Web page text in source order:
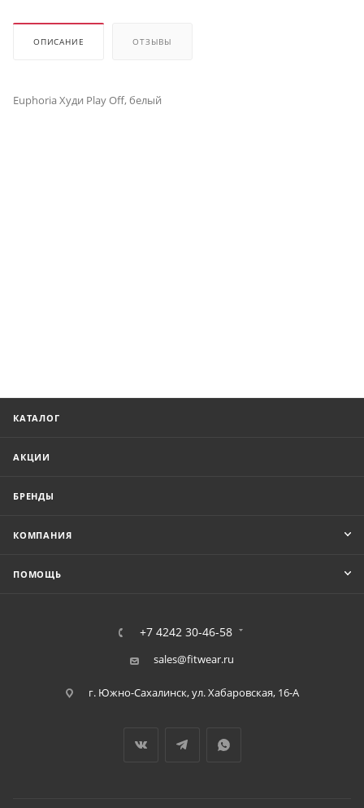
ОПИСАНИЕ ОТЗЫВЫ
Euphoria Худи Play Off, белый
КАТАЛОГ
АКЦИИ
БРЕНДЫ
КОМПАНИЯ
ПОМОЩЬ
+7 4242 30-46-58
sales@fitwear.ru
г. Южно-Сахалинск, ул. Хабаровская, 16-А